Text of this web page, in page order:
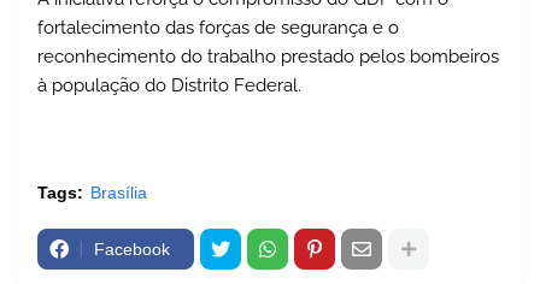
fortalecimento das forças de segurança e o
reconhecimento do trabalho prestado pelos bombeiros
à população do Distrito Federal.
Tags: Brasília
Facebook